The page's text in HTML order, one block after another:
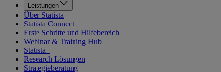
Leistungen
Über Statista
Statista Connect
Erste Schritte und Hilfebereich
Webinar & Training Hub
Statista+
Research Lösungen
Strategieberatung